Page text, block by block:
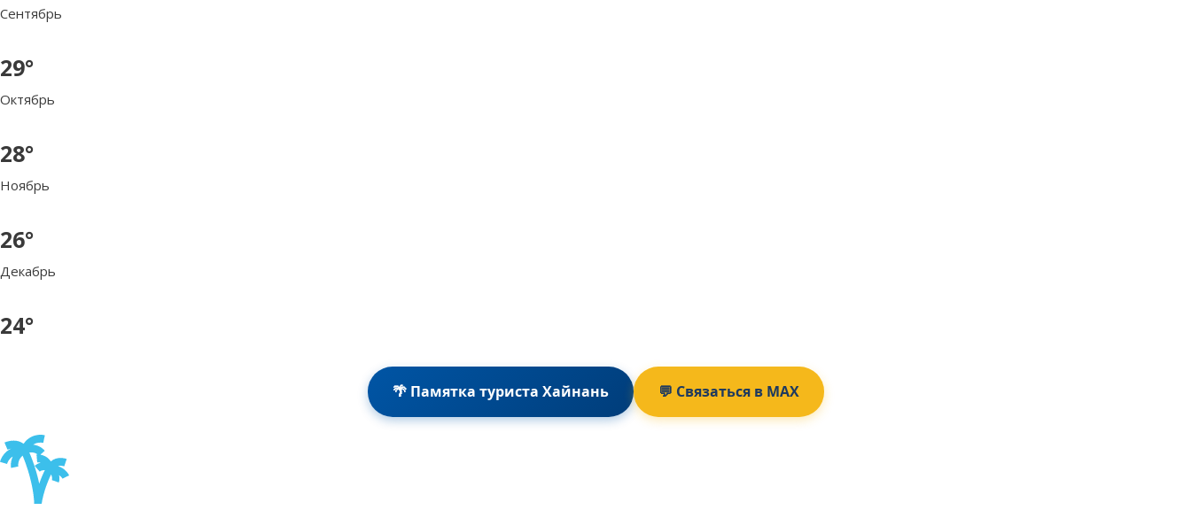
Сентябрь
29°
Октябрь
28°
Ноябрь
26°
Декабрь
24°
🌴 Памятка туриста Хайнань 💬 Связаться в MAX